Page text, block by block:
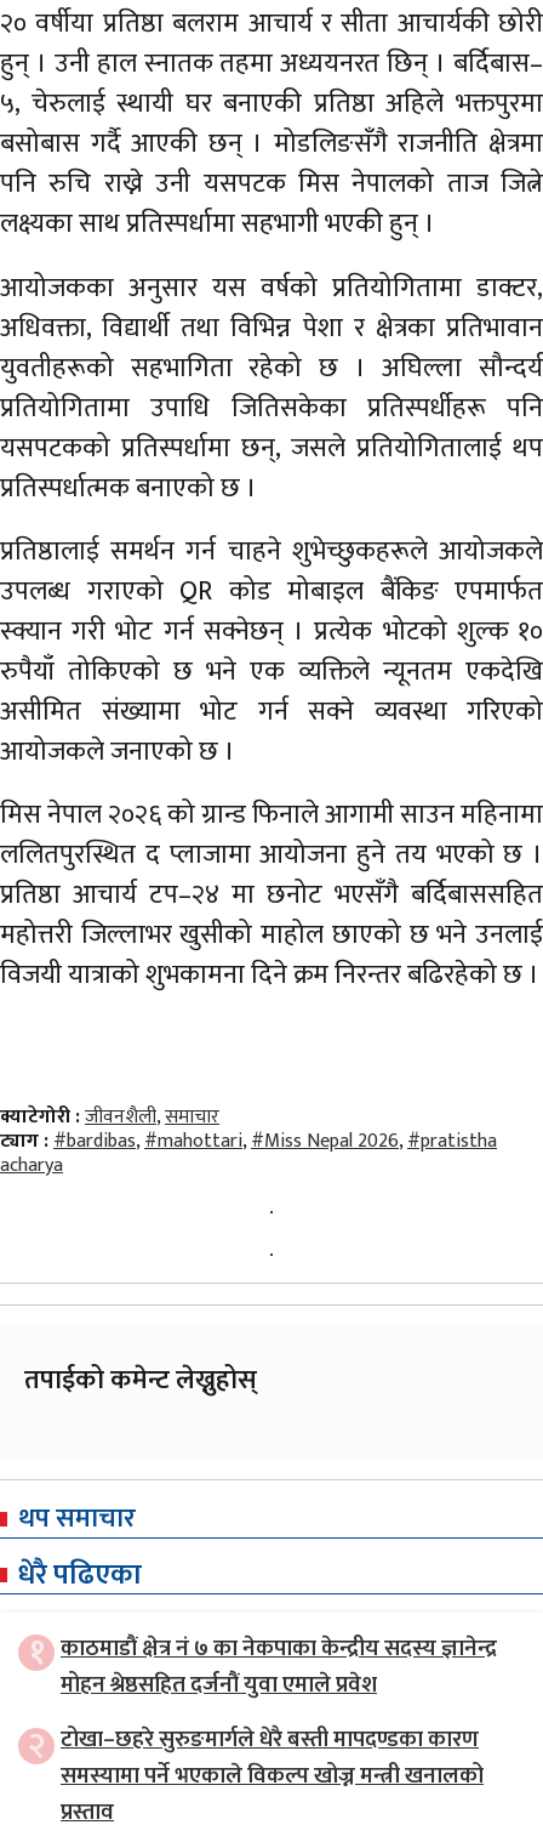
२० वर्षीया प्रतिष्ठा बलराम आचार्य र सीता आचार्यकी छोरी
हुन् । उनी हाल स्नातक तहमा अध्ययनरत छिन् । बर्दिबास–
५, चेरुलाई स्थायी घर बनाएकी प्रतिष्ठा अहिले भक्तपुरमा
बसोबास गर्दै आएकी छन् । मोडलिङसँगै राजनीति क्षेत्रमा
पनि रुचि राख्ने उनी यसपटक मिस नेपालको ताज जित्ने
लक्ष्यका साथ प्रतिस्पर्धामा सहभागी भएकी हुन् ।
आयोजकका अनुसार यस वर्षको प्रतियोगितामा डाक्टर,
अधिवक्ता, विद्यार्थी तथा विभिन्न पेशा र क्षेत्रका प्रतिभावान
युवतीहरूको सहभागिता रहेको छ । अघिल्ला सौन्दर्य
प्रतियोगितामा उपाधि जितिसकेका प्रतिस्पर्धीहरू पनि
यसपटकको प्रतिस्पर्धामा छन्, जसले प्रतियोगितालाई थप
प्रतिस्पर्धात्मक बनाएको छ ।
प्रतिष्ठालाई समर्थन गर्न चाहने शुभेच्छुकहरूले आयोजकले
उपलब्ध गराएको QR कोड मोबाइल बैंकिङ एपमार्फत
स्क्यान गरी भोट गर्न सक्नेछन् । प्रत्येक भोटको शुल्क १०
रुपैयाँ तोकिएको छ भने एक व्यक्तिले न्यूनतम एकदेखि
असीमित संख्यामा भोट गर्न सक्ने व्यवस्था गरिएको
आयोजकले जनाएको छ ।
मिस नेपाल २०२६ को ग्रान्ड फिनाले आगामी साउन महिनामा
ललितपुरस्थित द प्लाजामा आयोजना हुने तय भएको छ ।
प्रतिष्ठा आचार्य टप–२४ मा छनोट भएसँगै बर्दिबाससहित
महोत्तरी जिल्लाभर खुसीको माहोल छाएको छ भने उनलाई
विजयी यात्राको शुभकामना दिने क्रम निरन्तर बढिरहेको छ ।
क्याटेगोरी :जीवनशैली,समाचार
ट्याग :#bardibas,#mahottari,#Miss Nepal 2026,#pratistha
acharya
तपाईको कमेन्ट लेख्नुहोस्
थप समाचार
धेरै पढिएका
१ काठमाडौं क्षेत्र नं ७ का नेकपाका केन्द्रीय सदस्य ज्ञानेन्द्र
मोहन श्रेष्ठसहित दर्जनौं युवा एमाले प्रवेश
२ टोखा–छहरे सुरुङमार्गले धेरै बस्ती मापदण्डका कारण
समस्यामा पर्ने भएकाले विकल्प खोज्न मन्त्री खनालको
प्रस्ताव